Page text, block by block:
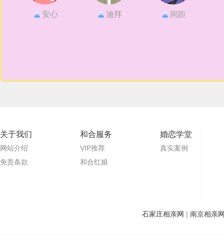
安心 迪拜 间距
关于我们
网站介绍
免责条款
和合服务
VIP推荐
和合红娘
婚恋学堂
真实案例
石家庄相亲网 | 南京相亲